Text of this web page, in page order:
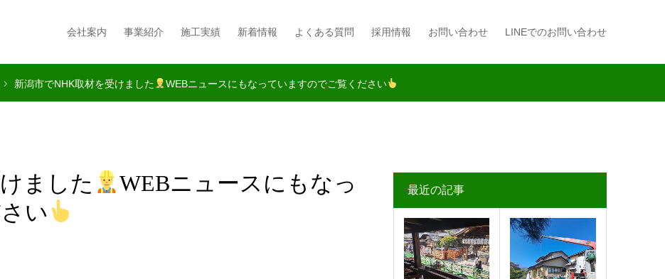
会社案内 事業紹介 施工実績 新着情報 よくある質問 採用情報 お問い合わせ LINEでのお問い合わせ
新潟市でNHK取材を受けました WEBニュースにもなっていますのでご覧ください
ました
WEBニュースにもなっ
い
最近の記事